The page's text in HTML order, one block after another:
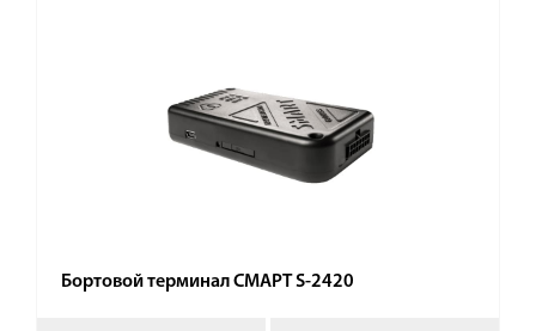
Бортовой терминал СМАРТ S-2420